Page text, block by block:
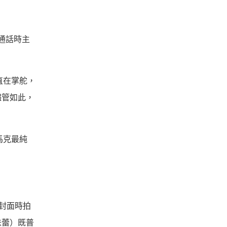
話時主
掌舵，
如此，
克最純
面時拍
）既普